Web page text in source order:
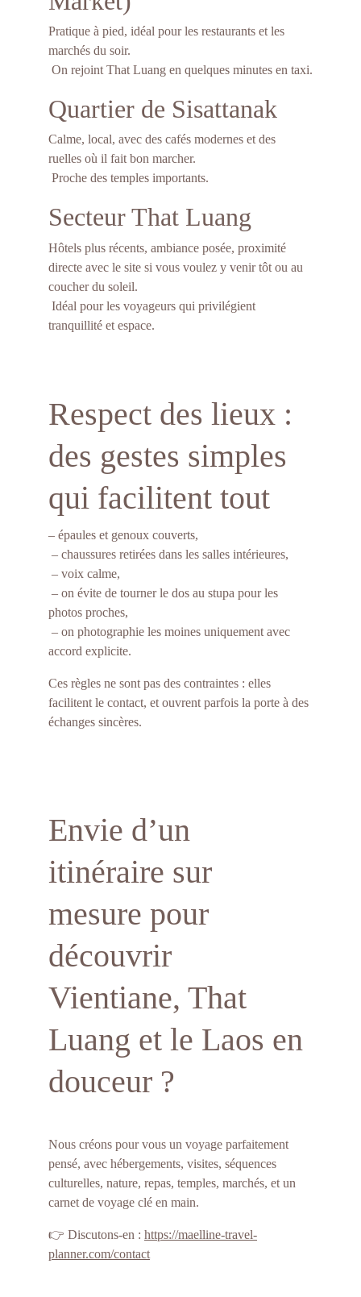
Pratique à pied, idéal pour les restaurants et les
marchés du soir.
On rejoint That Luang en quelques minutes en taxi.
Quartier de Sisattanak
Calme, local, avec des cafés modernes et des
ruelles où il fait bon marcher.
Proche des temples importants.
Secteur That Luang
Hôtels plus récents, ambiance posée, proximité
directe avec le site si vous voulez y venir tôt ou au
coucher du soleil.
tranquillité et espace.
Respect des lieux :
des gestes simples
qui facilitent tout
– épaules et genoux couverts,
– chaussures retirées dans les salles intérieures,
– voix calme,
photos proches,
accord explicite.
Ces règles ne sont pas des contraintes : elles
facilitent le contact, et ouvrent parfois la porte à des
échanges sincères.
Envie d’un
itinéraire sur
mesure pour
découvrir
Vientiane, That
Luang et le Laos en
douceur ?
Nous créons pour vous un voyage parfaitement
pensé, avec hébergements, visites, séquences
culturelles, nature, repas, temples, marchés, et un
carnet de voyage clé en main.
👉 Discutons-en : https://maelline-travel-
planner.com/contact